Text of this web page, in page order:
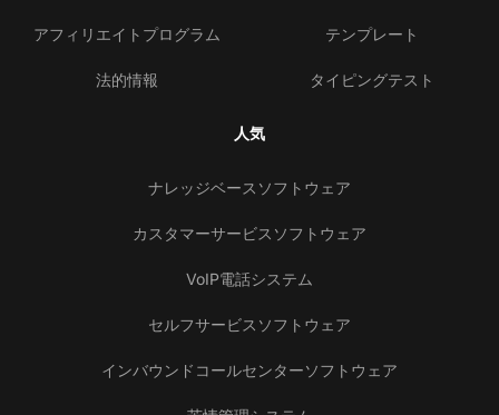
アフィリエイトプログラム
法的情報
テンプレート
タイピングテスト
人気
ナレッジベースソフトウェア
カスタマーサービスソフトウェア
VoIP電話システム
セルフサービスソフトウェア
インバウンドコールセンターソフトウェア